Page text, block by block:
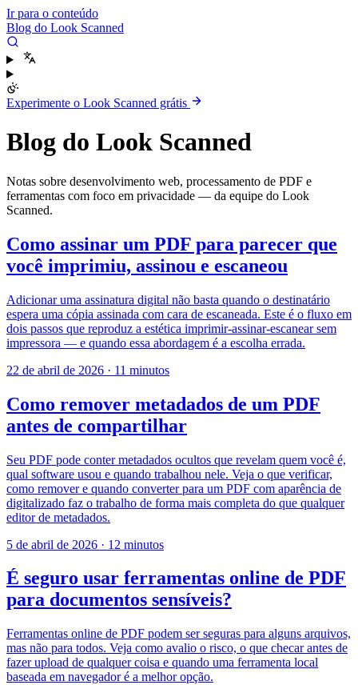
Ir para o conteúdo
Blog do Look Scanned
Experimente o Look Scanned grátis
Blog do Look Scanned
Notas sobre desenvolvimento web, processamento de PDF e
ferramentas com foco em privacidade — da equipe do Look
Scanned.
Como assinar um PDF para parecer que
você imprimiu, assinou e escaneou
Adicionar uma assinatura digital não basta quando o destinatário
espera uma cópia assinada com cara de escaneada. Este é o fluxo em
dois passos que reproduz a estética imprimir-assinar-escanear sem
impressora — e quando essa abordagem é a escolha errada.
22 de abril de 2026 · 11 minutos
Como remover metadados de um PDF
antes de compartilhar
Seu PDF pode conter metadados ocultos que revelam quem você é,
qual software usou e quando trabalhou nele. Veja o que verificar,
como remover e quando converter para um PDF com aparência de
digitalizado faz o trabalho de forma mais completa do que qualquer
editor de metadados.
5 de abril de 2026 · 12 minutos
É seguro usar ferramentas online de PDF
para documentos sensíveis?
Ferramentas online de PDF podem ser seguras para alguns arquivos,
mas não para todos. Veja como avalio o risco, o que checar antes de
fazer upload de qualquer coisa e quando uma ferramenta local
baseada em navegador é a melhor opção.